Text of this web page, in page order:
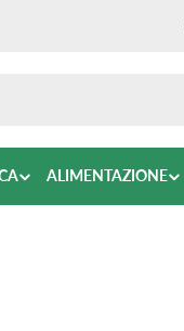
ALIMENTAZIONE